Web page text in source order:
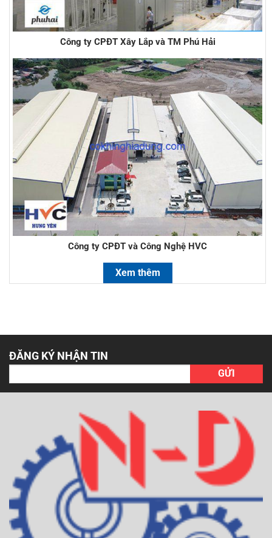
Công ty CPĐT Xây Lắp và TM Phú Hải
Công ty CPĐT và Công Nghệ HVC
Xem thêm
ĐĂNG KÝ NHẬN TIN